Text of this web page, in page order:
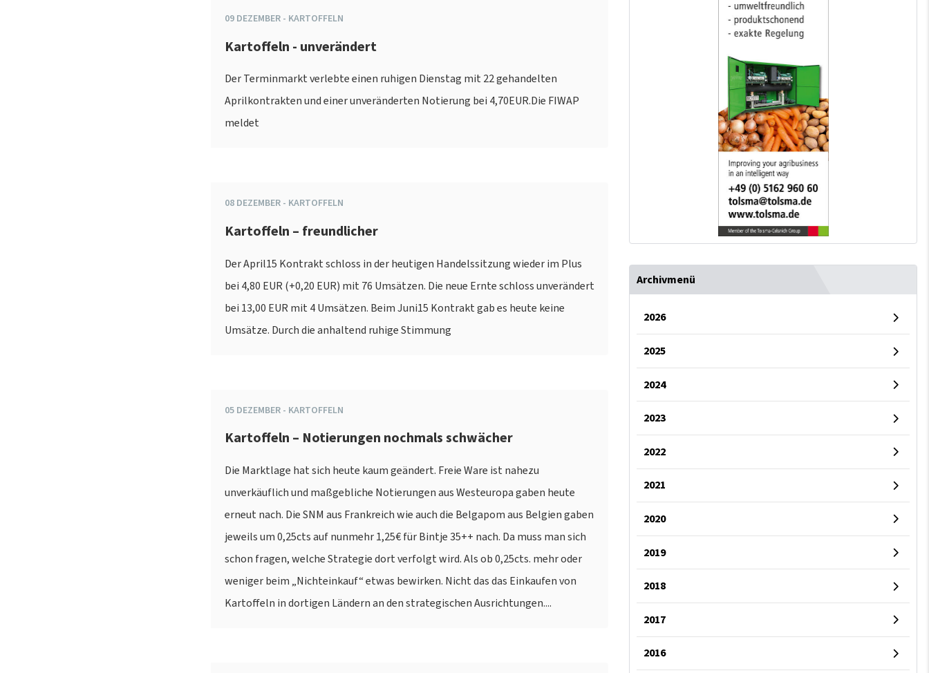
09 DEZEMBER- KARTOFFELN
Kartoffeln - unverändert
Der Terminmarkt verlebte einen ruhigen Dienstag mit 22 gehandelten
Aprilkontrakten und einer unveränderten Notierung bei 4,70EUR.Die FIWAP
meldet
08 DEZEMBER- KARTOFFELN
Kartoffeln – freundlicher
Der April15 Kontrakt schloss in der heutigen Handelssitzung wieder im Plus
bei 4,80 EUR (+0,20 EUR) mit 76 Umsätzen. Die neue Ernte schloss unverändert
bei 13,00 EUR mit 4 Umsätzen. Beim Juni15 Kontrakt gab es heute keine
Umsätze. Durch die anhaltend ruhige Stimmung
05 DEZEMBER- KARTOFFELN
Kartoffeln – Notierungen nochmals schwächer
Die Marktlage hat sich heute kaum geändert. Freie Ware ist nahezu
unverkäuflich und maßgebliche Notierungen aus Westeuropa gaben heute
erneut nach. Die SNM aus Frankreich wie auch die Belgapom aus Belgien gaben
jeweils um 0,25cts auf nunmehr 1,25€ für Bintje 35++ nach. Da muss man sich
schon fragen, welche Strategie dort verfolgt wird. Als ob 0,25cts. mehr oder
weniger beim „Nichteinkauf“ etwas bewirken. Nicht das das Einkaufen von
Kartoffeln in dortigen Ländern an den strategischen Ausrichtungen....
Archivmenü
2026
2025
2024
2023
2022
2021
2020
2019
2018
2017
2016